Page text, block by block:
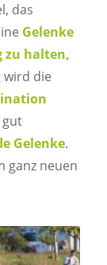
das
Gelenke
zu halten,
wird die
gut
Gelenke.
ganz neuen